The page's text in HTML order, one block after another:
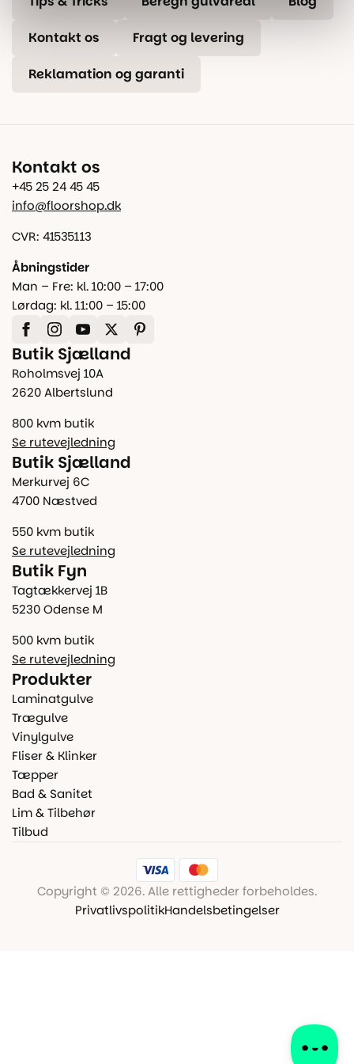
Kontakt os Fragt og levering
Reklamation og garanti
Kontakt os
+45 25 24 45 45
info@floorshop.dk
CVR: 41535113
Åbningstider
Man – Fre: kl. 10:00 – 17:00
Lørdag: kl. 11:00 – 15:00
Butik Sjælland
Roholmsvej 10A
2620 Albertslund
800 kvm butik
Se rutevejledning
Butik Sjælland
Merkurvej 6C
4700 Næstved
550 kvm butik
Se rutevejledning
Butik Fyn
Tagtækkervej 1B
5230 Odense M
500 kvm butik
Se rutevejledning
Produkter
Laminatgulve
Trægulve
Vinylgulve
Fliser & Klinker
Tæpper
Bad & Sanitet
Lim & Tilbehør
Tilbud
Copyright © 2026. Alle rettigheder forbeholdes.
PrivatlivspolitikHandelsbetingelser